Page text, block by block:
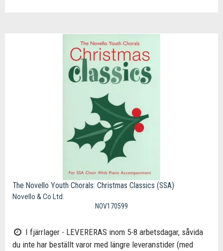
The Novello Youth Chorals: Christmas Classics (SSA)
Novello & Co Ltd.
NOV170599
I fjärrlager - LEVERERAS inom 5-8 arbetsdagar, såvida
du inte har beställt varor med längre leveranstider (med